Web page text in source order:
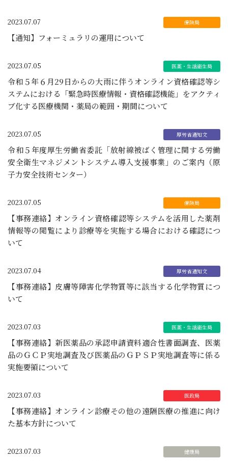
2023.07.07
【通知】フォーミュラリの運用について
2023.07.05
令和５年６月29日からの大雨に伴うオンライン資格確認等シ
ステムにおける「緊急時医療情報・資格確認機能」をアクティ
ブ化する医療機関・薬局の範囲・期間について
2023.07.05
令和５年度厚生労働省委託「放射線被ばく管理に関する労働
安全衛生マネジメントシステム導入支援事業」のご案内（原
子力安全技術センター）
2023.07.05
【事務連絡】オンライン資格確認等システムを活用した薬剤
情報等の閲覧により診療等を実施する場合における確認につ
いて
2023.07.04
【事務連絡】皮膚等障害化学物質等に該当する化学物質につ
いて
2023.07.03
【事務連絡】新医薬品の承認申請資料適合性書面調査、医薬
品のＧＣＰ実地調査及び医薬品のＧＰＳＰ実地調査等に係る
実施要領について
2023.07.03
【事務連絡】オンライン診療その他の遠隔医療の推進に向け
た基本方針について
2023.07.03